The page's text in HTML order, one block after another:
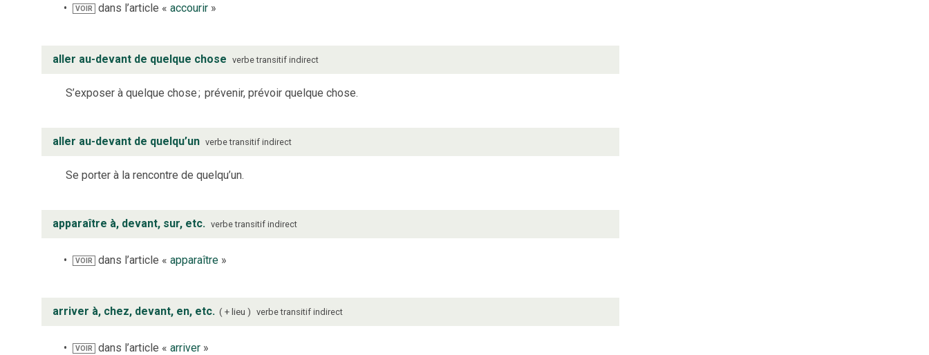
VOIR dans l’article «accourir »
aller au-devant de quelque chose verbe transitif indirect
S’exposer à quelque chose; prévenir, prévoir quelque chose.
aller au-devant de quelqu’un verbe transitif indirect
Se porter à la rencontre de quelqu’un.
apparaître à, devant, sur, etc. verbe transitif indirect
VOIR dans l’article «apparaître »
arriver à, chez, devant, en, etc. + lieu verbe transitif indirect
VOIR dans l’article «arriver »